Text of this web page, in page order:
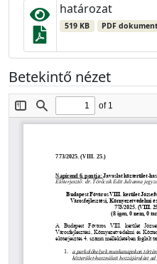
határozat
519 KB PDF
Betekintő nézet